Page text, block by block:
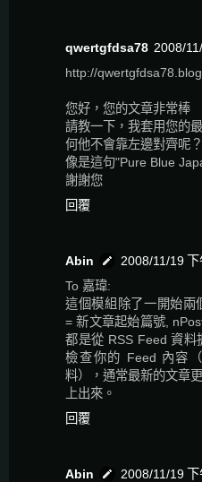
qwertgfdsa78 2008/
http://
您好，您的文章非常棒
請教一下，我套用您的
何他不會靠左邊對齊呢？
像是這句"Pure Blue
謝謝您
回覆
Abin
2008/11/19
To 嘉瑋:
這個模組除了一開始兩
= 新文章起始篇號,
都是從 RSS Feed 資
檢查你的 Feed 內容
料），通常最新的文章
上出來。
回覆
Abin
2008/11/19